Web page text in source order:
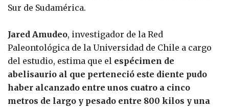
Sur de Sudamérica.
Jared Amudeo, investigador de la Red
Paleontológica de la Universidad de Chile a cargo
del estudio, estima que el espécimen de
abelisaurio al que perteneció este diente pudo
haber alcanzado entre unos cuatro a cinco
metros de largo y pesado entre 800 kilos y una